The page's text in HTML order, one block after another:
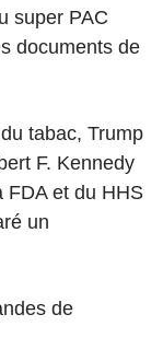
super PAC
documents de
tabac, Trump
F. Kennedy
FDA et du HHS
un
de